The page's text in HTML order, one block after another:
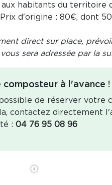
habitants du territoire
d'origine : 80€, dont
direct sur place,
sera adressée par la
composteur à l'avance !
de réserver votre
contactez directement
: 04 76 95 08 96